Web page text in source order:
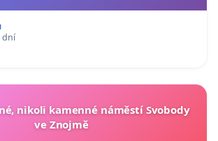
dní
nikoli kamenné náměstí Svobody
ve Znojmě